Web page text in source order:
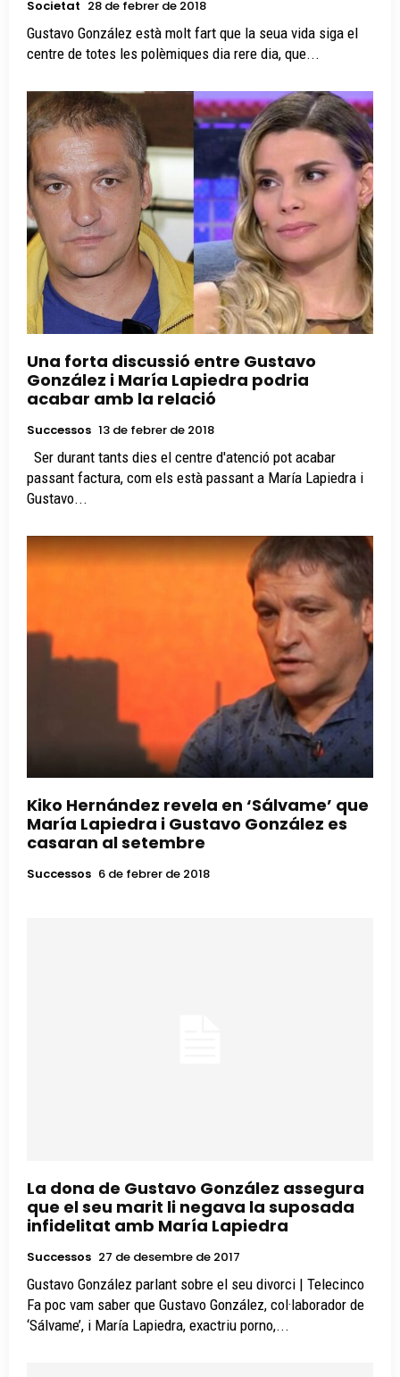
Societat 28 de febrer de 2018
Gustavo González està molt fart que la seua vida siga el
centre de totes les polèmiques dia rere dia, que...
Una forta discussió entre Gustavo
González i María Lapiedra podria
acabar amb la relació
Successos 13 de febrer de 2018
passant factura, com els està passant a María Lapiedra i
Gustavo...
Kiko Hernández revela en ‘Sálvame’ que
María Lapiedra i Gustavo González es
casaran al setembre
Successos 6 de febrer de 2018
La dona de Gustavo González assegura
que el seu marit li negava la suposada
infidelitat amb María Lapiedra
Successos 27 de desembre de 2017
Gustavo González parlant sobre el seu divorci | Telecinco
Fa poc vam saber que Gustavo González, col·laborador de
‘Sálvame’, i María Lapiedra, exactriu porno,...